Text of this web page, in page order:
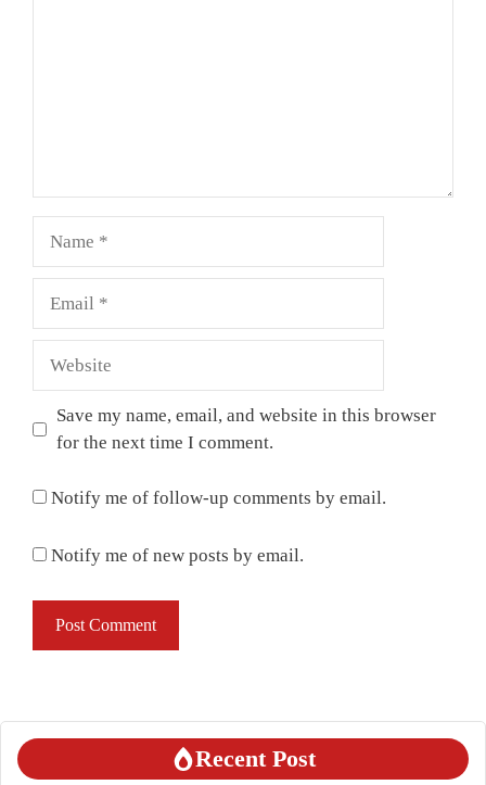
Save my name, email, and website in this browser
for the next time I comment.
Notify me of follow-up comments by email.
Notify me of new posts by email.
Recent Post